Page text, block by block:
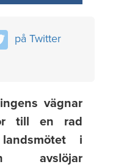
på Twitter
vägnar
till en rad
i
avslöjar